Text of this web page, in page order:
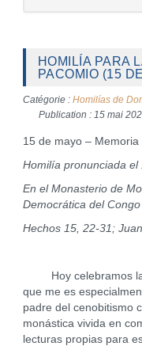
HOMILÍA PARA
PACOMIO (15
Catégorie : Homilías de
Publication : 15 mai
15 de mayo –
Homilía pronunciada
En el Monasterio de
Democrática del Congo
Hechos 15, 22-31;
Hoy celebramos la
que me es
padre del cenobitismo
monástica vivida en
lecturas propias para